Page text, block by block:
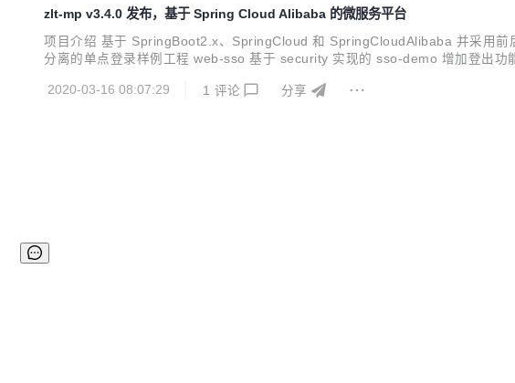
zlt-mp v3.4.0 发布，基于 Spring Cloud Alibaba 的微服务平台
项目介绍 基于 SpringBoot2.x、SpringCloud 和 SpringCloudAlibaba 并采用前
分离的单点登录样例工程 web-sso 基于 security 实现的 sso-demo 增加登出
2020-03-16 08:07:29
1 评论 分享